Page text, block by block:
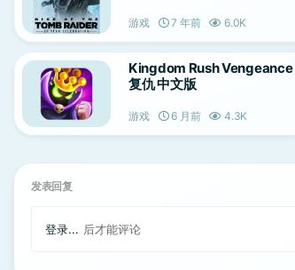
游戏 7 年前 6.0K
Kingdom Rush Vengeance
复仇 中文版
游戏 6 月前 4.3K
发表回复
登录... 后才能评论